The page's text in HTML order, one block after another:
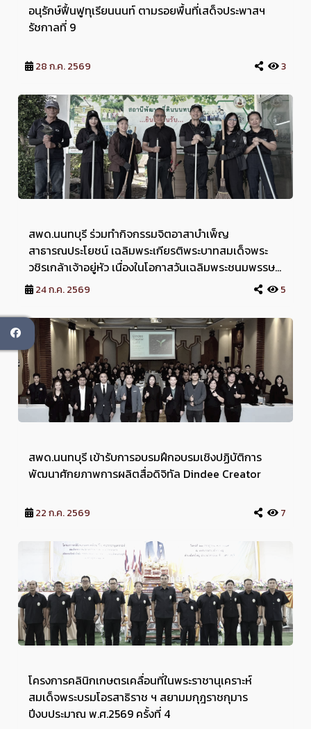
อนุรักษ์ฟื้นฟูทุเรียนนนท์ ตามรอยพื้นที่เสด็จประพาสฯ
รัชกาลที่ 9
28 ก.ค. 2569 3
สพด.นนทบุรี ร่วมทำกิจกรรมจิตอาสาบำเพ็ญ
สาธารณประโยชน์ เฉลิมพระเกียรติพระบาทสมเด็จพระ
วชิรเกล้าเจ้าอยู่หัว เนื่องในโอกาสวันเฉลิมพระชนมพรรษา
28 กรกฎาคม 2569
24 ก.ค. 2569 5
สพด.นนทบุรี เข้ารับการอบรมฝึกอบรมเชิงปฏิบัติการ
พัฒนาศักยภาพการผลิตสื่อดิจิทัล Dindee Creator
22 ก.ค. 2569 7
โครงการคลินิกเกษตรเคลื่อนที่ในพระราชานุเคราะห์
สมเด็จพระบรมโอรสาธิราช ฯ สยามมกุฎราชกุมาร
ปีงบประมาณ พ.ศ.2569 ครั้งที่ 4